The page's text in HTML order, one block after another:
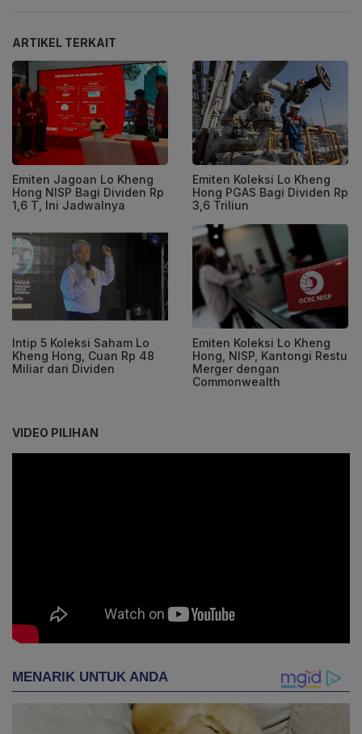
ARTIKEL TERKAIT
Emiten Jagoan Lo Kheng
Hong NISP Bagi Dividen Rp
1,6 T, Ini Jadwalnya
Emiten Koleksi Lo Kheng
Hong PGAS Bagi Dividen Rp
3,6 Triliun
Intip 5 Koleksi Saham Lo
Kheng Hong, Cuan Rp 48
Miliar dari Dividen
Emiten Koleksi Lo Kheng
Hong, NISP, Kantongi Restu
Merger dengan
Commonwealth
VIDEO PILIHAN